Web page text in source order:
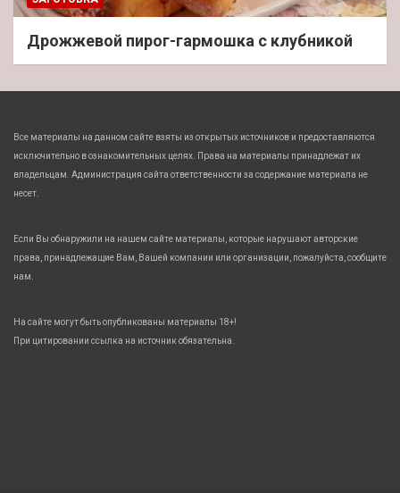
Дрожжевой пирог-гармошка с клубникой
Все материалы на данном сайте взяты из открытых источников и предоставляются
исключительно в ознакомительных целях. Права на материалы принадлежат их
владельцам. Администрация сайта ответственности за содержание материала не
несет.
Если Вы обнаружили на нашем сайте материалы, которые нарушают авторские
права, принадлежащие Вам, Вашей компании или организации, пожалуйста, сообщите
нам.
На сайте могут быть опубликованы материалы 18+!
При цитировании ссылка на источник обязательна.